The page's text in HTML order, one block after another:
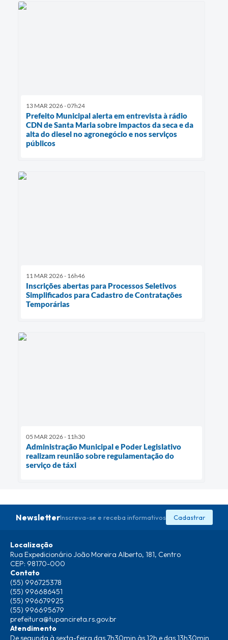
13 MAR 2026 - 07h24
Prefeito Municipal alerta em entrevista à rádio
CDN de Santa Maria sobre impactos da seca e da
alta do diesel no agronegócio e nos serviços
públicos
11 MAR 2026 - 16h46
Inscrições abertas para Processos Seletivos
Simplificados para Cadastro de Contratações
Temporárias
05 MAR 2026 - 11h30
Administração Municipal e Poder Legislativo
realizam reunião sobre regulamentação do
serviço de táxi
NewsletterInscreva-se e receba informativos Cadastrar
Localização
Rua Expedicionário João Moreira Alberto, 181, Centro
CEP: 98170-000
Contato
(55) 996725378
(55) 996686451
(55) 996679925
(55) 996695679
prefeitura@tupancireta.rs.gov.br
Atendimento
De segunda à sexta-feira das 7h30min às 12h e das 13h30min